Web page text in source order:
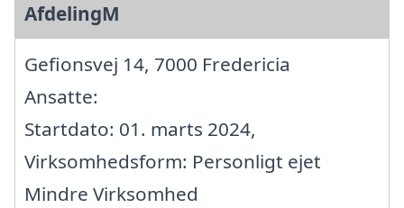
AfdelingM
Gefionsvej 14, 7000 Fredericia
Ansatte:
Startdato: 01. marts 2024,
Virksomhedsform: Personligt ejet
Mindre Virksomhed